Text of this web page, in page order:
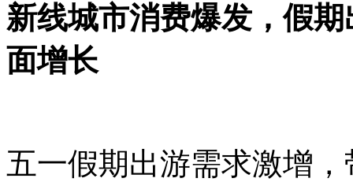
新线城市消费爆发，假
面增长
五一假期出游需求激增